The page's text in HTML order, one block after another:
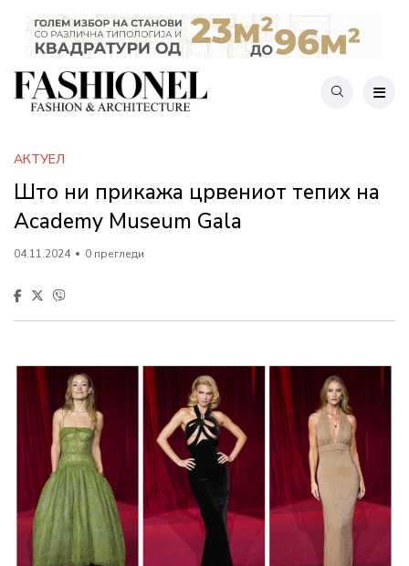
АКТУЕЛ
Што ни прикажа црвениот тепих на
Academy Museum Gala
04.11.2024 0 прегледи